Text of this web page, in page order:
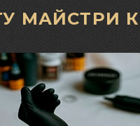
МАЙСТРИ